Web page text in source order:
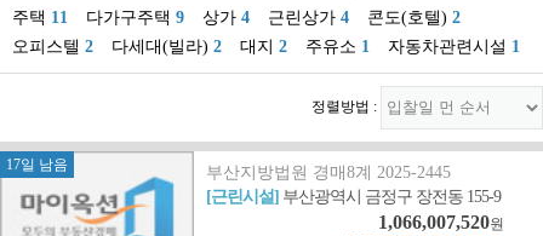
주택 11 다가구주택 9 상가 4 근린상가 4 콘도(호텔) 2
오피스텔 2 다세대(빌라) 2 대지 2 주유소 1 자동차관련시설 1
정렬방법 :
17일 남음
부산지방법원 경매8계 2025-2445
[근린시설] 부산광역시 금정구 장전동 155-9
1,066,007,520원